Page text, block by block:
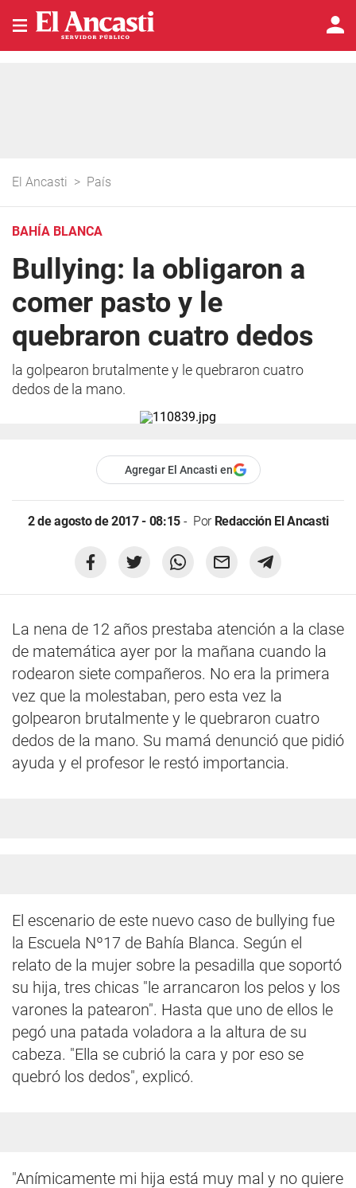
El Ancasti > País
BAHÍA BLANCA
Bullying: la obligaron a
comer pasto y le
quebraron cuatro dedos
la golpearon brutalmente y le quebraron cuatro
dedos de la mano.
Agregar El Ancasti en
2 de agosto de 2017 - 08:15 Por Redacción El Ancasti
La nena de 12 años prestaba atención a la clase
de matemática ayer por la mañana cuando la
rodearon siete compañeros. No era la primera
vez que la molestaban, pero esta vez la
golpearon brutalmente y le quebraron cuatro
dedos de la mano. Su mamá denunció que pidió
ayuda y el profesor le restó importancia.
El escenario de este nuevo caso de bullying fue
la Escuela Nº17 de Bahía Blanca. Según el
relato de la mujer sobre la pesadilla que soportó
su hija, tres chicas "le arrancaron los pelos y los
varones la patearon". Hasta que uno de ellos le
pegó una patada voladora a la altura de su
cabeza. "Ella se cubrió la cara y por eso se
quebró los dedos", explicó.
"Anímicamente mi hija está muy mal y no quiere